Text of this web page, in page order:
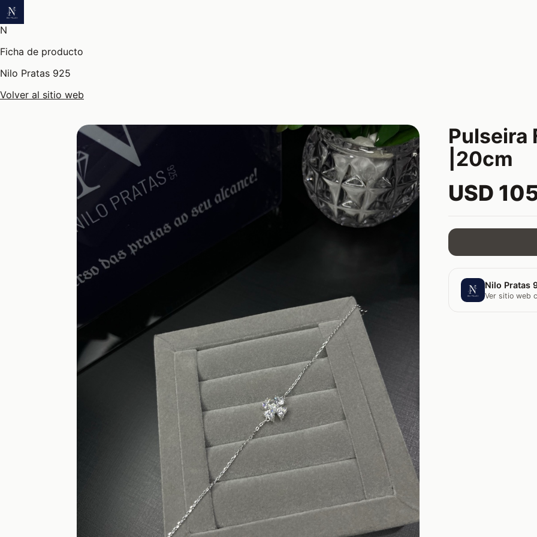
N
Ficha de producto
Nilo Pratas 925
Volver al sitio web
Pulseira
|20cm
USD
Nilo Pratas
Ver sitio web